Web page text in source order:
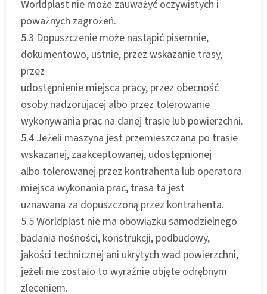
Worldplast nie może zauważyć oczywistych i
poważnych zagrożeń.
5.3 Dopuszczenie może nastąpić pisemnie,
dokumentowo, ustnie, przez wskazanie trasy,
przez
udostępnienie miejsca pracy, przez obecność
osoby nadzorującej albo przez tolerowanie
wykonywania prac na danej trasie lub powierzchni.
5.4 Jeżeli maszyna jest przemieszczana po trasie
wskazanej, zaakceptowanej, udostępnionej
albo tolerowanej przez kontrahenta lub operatora
miejsca wykonania prac, trasa ta jest
uznawana za dopuszczoną przez kontrahenta.
5.5 Worldplast nie ma obowiązku samodzielnego
badania nośności, konstrukcji, podbudowy,
jakości technicznej ani ukrytych wad powierzchni,
jeżeli nie zostało to wyraźnie objęte odrębnym
zleceniem.